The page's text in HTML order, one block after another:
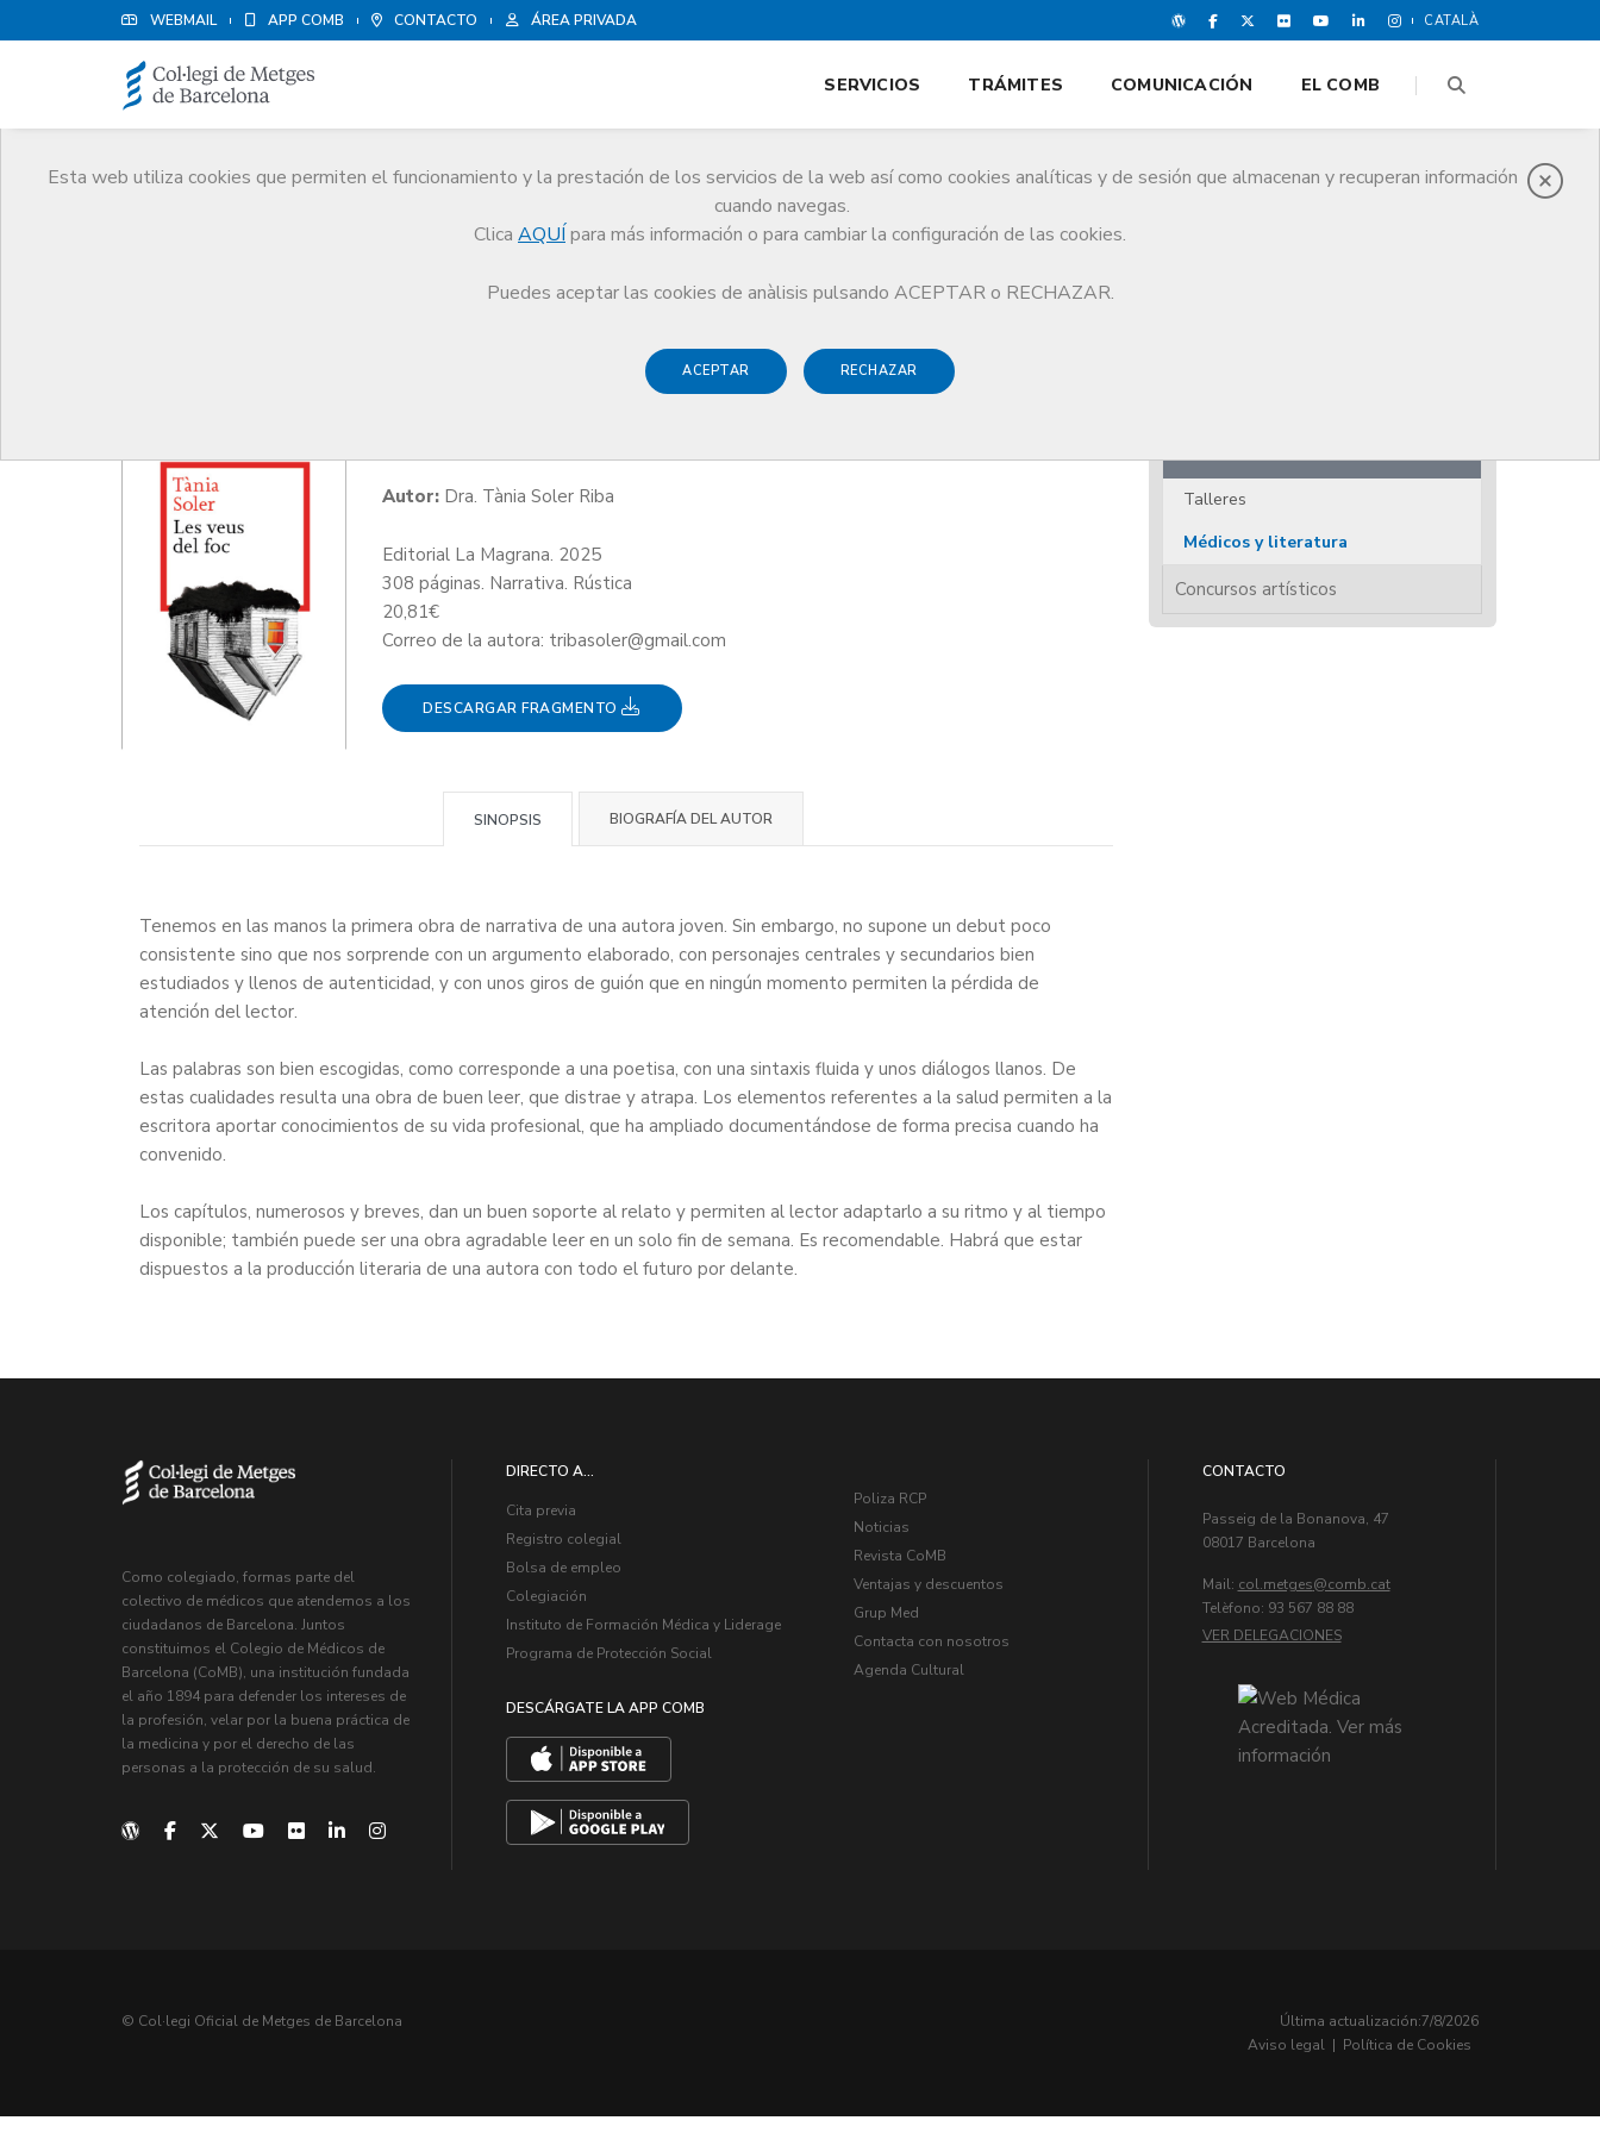
WEBMAIL APP COMB CONTACTO ÁREA PRIVADA CATALÀ
Esta web utiliza cookies que permiten el funcionamiento y la prestación de los servicios de la web así como cookies analíticas y de sesión que almacenan y recuperan información
cuando navegas.
Clica AQUÍ para más información o para cambiar la configuración de las cookies.
Puedes aceptar las cookies de anàlisis pulsando ACEPTAR o RECHAZAR.
ACEPTAR RECHAZAR
SERVICIOS TRÁMITES COMUNICACIÓN EL COMB
Cultura y ocio Médicos y literatura Les veus del foc
Autor: Dra. Tània Soler Riba
Editorial La Magrana. 2025
308 páginas. Narrativa. Rústica
20,81€
Correo de la autora: tribasoler@gmail.com
DESCARGAR FRAGMENTO
SINOPSIS BIOGRAFÍA DEL AUTOR
Tenemos en las manos la primera obra de narrativa de una autora joven. Sin embargo, no supone un debut poco
consistente sino que nos sorprende con un argumento elaborado, con personajes centrales y secundarios bien
estudiados y llenos de autenticidad, y con unos giros de guión que en ningún momento permiten la pérdida de
atención del lector.
Las palabras son bien escogidas, como corresponde a una poetisa, con una sintaxis fluida y unos diálogos llanos. De
estas cualidades resulta una obra de buen leer, que distrae y atrapa. Los elementos referentes a la salud permiten a la
escritora aportar conocimientos de su vida profesional, que ha ampliado documentándose de forma precisa cuando ha
convenido.
Los capítulos, numerosos y breves, dan un buen soporte al relato y permiten al lector adaptarlo a su ritmo y al tiempo
disponible; también puede ser una obra agradable leer en un solo fin de semana. Es recomendable. Habrá que estar
dispuestos a la producción literaria de una autora con todo el futuro por delante.
Literatura
Talleres
Médicos y literatura
Concursos artísticos
Como colegiado, formas parte del
colectivo de médicos que atendemos a los
ciudadanos de Barcelona. Juntos
constituimos el Colegio de Médicos de
Barcelona (CoMB), una institución fundada
el año 1894 para defender los intereses de
la profesión, velar por la buena práctica de
la medicina y por el derecho de las
personas a la protección de su salud.
DIRECTO A...
Cita previa
Registro colegial
Bolsa de empleo
Colegiación
Instituto de Formación Médica y Liderage
Programa de Protección Social
DESCÁRGATE LA APP COMB
Poliza RCP
Noticias
Revista CoMB
Ventajas y descuentos
Grup Med
Contacta con nosotros
Agenda Cultural
CONTACTO
Passeig de la Bonanova, 47
08017 Barcelona
Mail: col.metges
Telèfono: 93 567 88 88
VER DELEGACIONES
© Col·legi Oficial de Metges de Barcelona Última actualización:7/8/2026
Aviso legal | Política de Cookies